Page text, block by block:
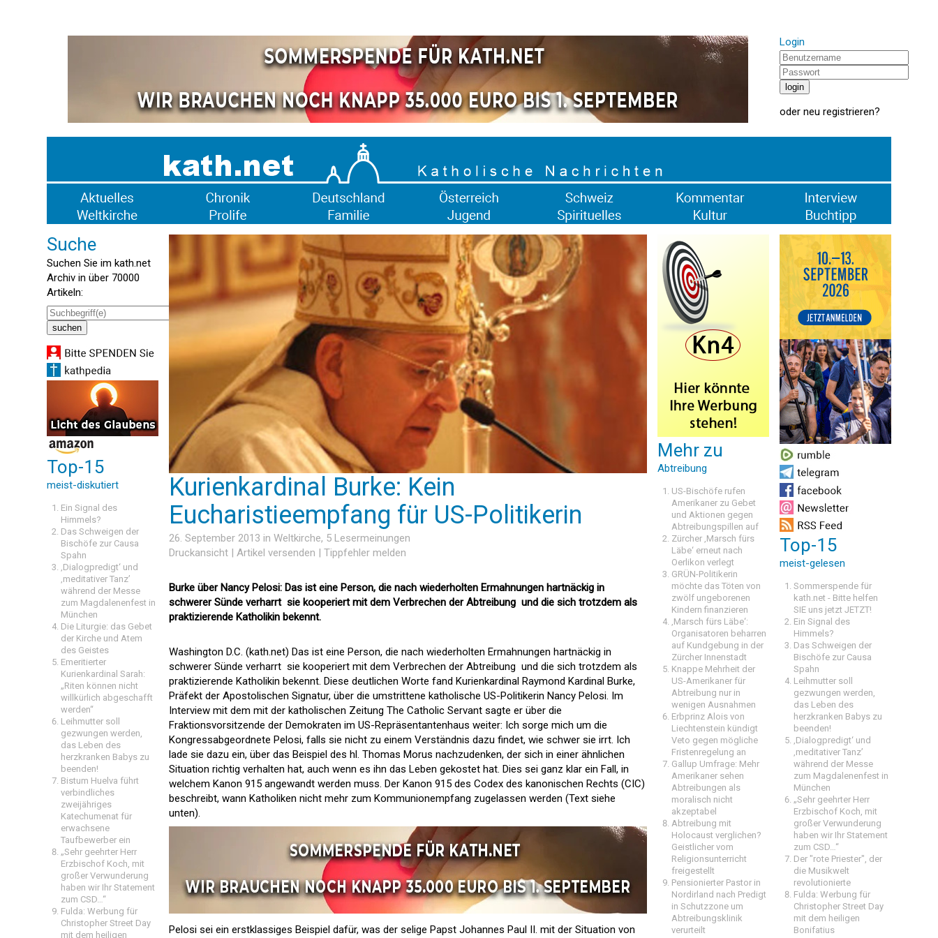
Login
oder neu registrieren?
Suche
Suchen Sie im kath.net
Archiv in über 70000
Artikeln:
Top-15
meist-diskutiert
Ein Signal des
Himmels?
Das Schweigen der
Bischöfe zur Causa
Spahn
‚Dialogpredigt‘ und
‚meditativer Tanz’
während der Messe
zum Magdalenenfest in
München
Die Liturgie: das Gebet
der Kirche und Atem
des Geistes
Emeritierter
Kurienkardinal Sarah:
„Riten können nicht
willkürlich abgeschafft
werden“
Leihmutter soll
gezwungen werden,
das Leben des
herzkranken Babys zu
beenden!
Bistum Huelva führt
verbindliches
zweijähriges
Katechumenat für
erwachsene
Taufbewerber ein
„Sehr geehrter Herr
Erzbischof Koch, mit
großer Verwunderung
haben wir Ihr Statement
zum CSD…“
Fulda: Werbung für
Christopher Street Day
mit dem heiligen
Kurienkardinal Burke: Kein
Eucharistieempfang für US-Politikerin
26. September 2013 in Weltkirche, 5 Lesermeinungen
Druckansicht | Artikel versenden | Tippfehler melden
Burke über Nancy Pelosi: Das ist eine Person, die nach wiederholten Ermahnungen hartnäckig in
schwerer Sünde verharrt  sie kooperiert mit dem Verbrechen der Abtreibung  und die sich trotzdem als
praktizierende Katholikin bekennt.
Washington D.C. (kath.net) Das ist eine Person, die nach wiederholten Ermahnungen hartnäckig in
schwerer Sünde verharrt  sie kooperiert mit dem Verbrechen der Abtreibung  und die sich trotzdem als
praktizierende Katholikin bekennt. Diese deutlichen Worte fand Kurienkardinal Raymond Kardinal Burke,
Präfekt der Apostolischen Signatur, über die umstrittene katholische US-Politikerin Nancy Pelosi. Im
Interview mit dem mit der katholischen Zeitung The Catholic Servant sagte er über die
Fraktionsvorsitzende der Demokraten im US-Repräsentantenhaus weiter: Ich sorge mich um die
Kongressabgeordnete Pelosi, falls sie nicht zu einem Verständnis dazu findet, wie schwer sie irrt. Ich
lade sie dazu ein, über das Beispiel des hl. Thomas Morus nachzudenken, der sich in einer ähnlichen
Situation richtig verhalten hat, auch wenn es ihn das Leben gekostet hat. Dies sei ganz klar ein Fall, in
welchem Kanon 915 angewandt werden muss. Der Kanon 915 des Codex des kanonischen Rechts (CIC)
beschreibt, wann Katholiken nicht mehr zum Kommunionempfang zugelassen werden (Text siehe
unten).
Pelosi sei ein erstklassiges Beispiel dafür, was der selige Papst Johannes Paul II. mit der Situation von
Mehr zu
Abtreibung
US-Bischöfe rufen
Amerikaner zu Gebet
und Aktionen gegen
Abtreibungspillen auf
Zürcher ‚Marsch fürs
Läbe‘ erneut nach
Oerlikon verlegt
GRÜN-Politikerin
möchte das Töten von
zwölf ungeborenen
Kindern finanzieren
‚Marsch fürs Läbe‘:
Organisatoren beharren
auf Kundgebung in der
Zürcher Innenstadt
Knappe Mehrheit der
US-Amerikaner für
Abtreibung nur in
wenigen Ausnahmen
Erbprinz Alois von
Liechtenstein kündigt
Veto gegen mögliche
Fristenregelung an
Gallup Umfrage: Mehr
Amerikaner sehen
Abtreibungen als
moralisch nicht
akzeptabel
Abtreibung mit
Holocaust verglichen?
Geistlicher vom
Religionsunterricht
freigestellt
Pensionierter Pastor in
Nordirland nach Predigt
in Schutzzone um
Abtreibungsklinik
verurteilt
Top-15
meist-gelesen
Sommerspende für
kath.net - Bitte helfen
SIE uns jetzt JETZT!
Ein Signal des
Himmels?
Das Schweigen der
Bischöfe zur Causa
Spahn
Leihmutter soll
gezwungen werden,
das Leben des
herzkranken Babys zu
beenden!
‚Dialogpredigt‘ und
‚meditativer Tanz’
während der Messe
zum Magdalenenfest in
München
„Sehr geehrter Herr
Erzbischof Koch, mit
großer Verwunderung
haben wir Ihr Statement
zum CSD…“
Der "rote Priester", der
die Musikwelt
revolutionierte
Fulda: Werbung für
Christopher Street Day
mit dem heiligen
Bonifatius